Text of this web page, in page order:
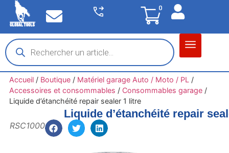
0
Accueil/ Boutique/ Matériel garage Auto / Moto / PL /
Accessoires et consommables / Consommables garage/
Liquide d’étanchéité repair sealer 1 litre
Liquide d’étanchéité repair
RSC1000